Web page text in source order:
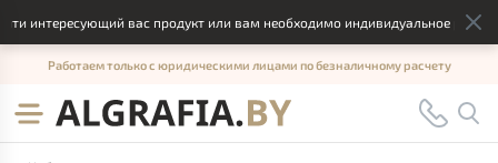
интересующий вас продукт или вам необходимо индивидуальное
Работаем только с юридическими лицами по безналичному расчету